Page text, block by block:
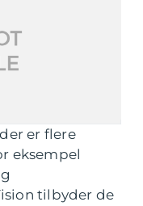
er flere
eksempel
tilbyder de